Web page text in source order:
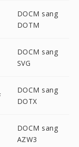
DOCM sang
DOTM
DOCM sang
SVG
DOCM sang
DOTX
DOCM sang
AZW3